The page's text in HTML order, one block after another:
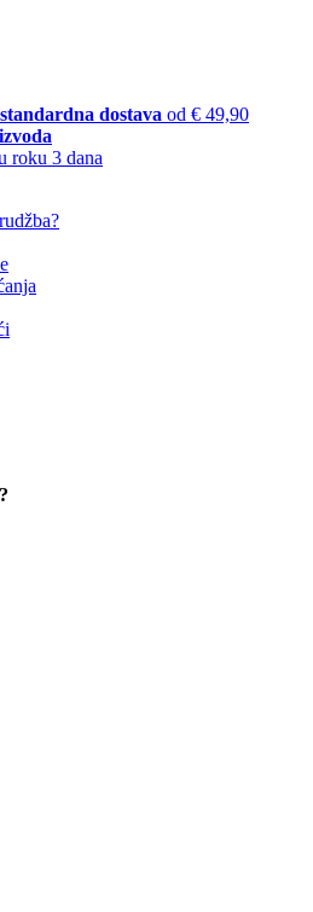
dostava od € 49,90
roku 3 dana